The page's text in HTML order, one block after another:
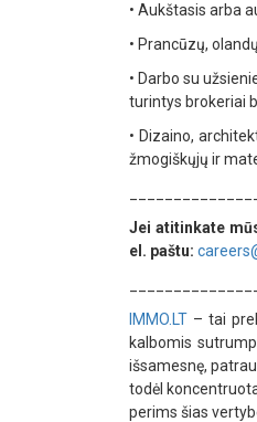
• Aukštasis arba
• Prancūzų,
• Darbo su
turintys brokeriai
• Dizaino,
žmogiškųjų ir
Jei atitinkate
el. paštu:
IMMO.LT – tai
kalbomis
išsamesnę,
todėl
perims šias